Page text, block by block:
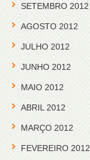
SETEMBRO 2012
AGOSTO 2012
JULHO 2012
JUNHO 2012
MAIO 2012
ABRIL 2012
MARÇO 2012
FEVEREIRO 2012